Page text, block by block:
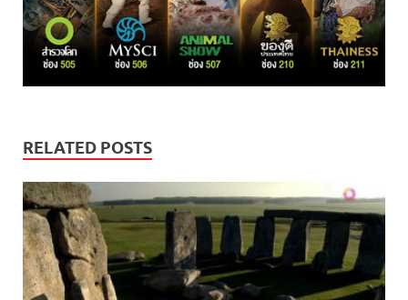
RELATED POSTS